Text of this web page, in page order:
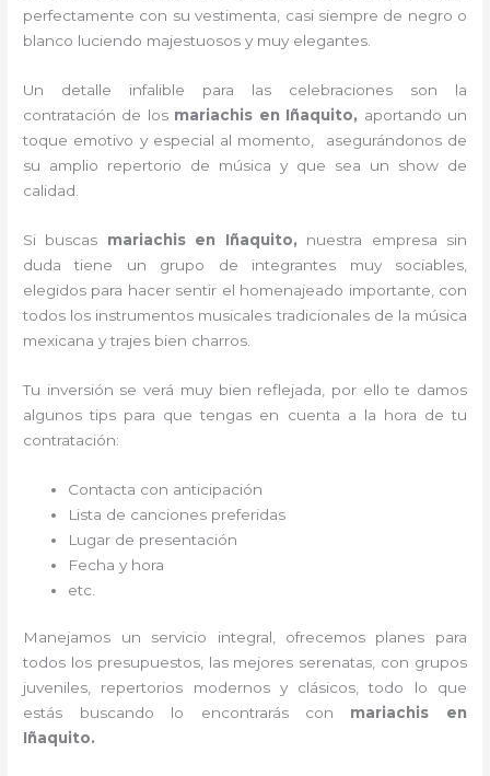
perfectamente con su vestimenta, casi siempre de negro o
blanco luciendo majestuosos y muy elegantes.
Un detalle infalible para las celebraciones son la
contratación de losmariachis en Iñaquito, aportando un
toque emotivo y especial al momento, asegurándonos de
su amplio repertorio de música y que sea un show de
calidad.
Si buscas mariachis en Iñaquito, nuestra empresa
sin
duda tiene un grupo de integrantes muy sociables,
elegidos para hacer sentir el homenajeado importante, con
todos los instrumentos musicales tradicionales de la música
mexicana y trajes bien charros.
Tu inversión se verá muy bien reflejada, por ello te damos
algunos tips para que tengas en cuenta a la hora de tu
contratación:
Contacta con anticipación
Lista de canciones preferidas
Lugar de presentación
Fecha y hora
etc.
Manejamos un servicio integral, ofrecemos planes para
todos los presupuestos, las mejores serenatas, con grupos
juveniles, repertorios modernos y clásicos, todo lo que
estás buscando lo encontrarás con mariachis en
Iñaquito.